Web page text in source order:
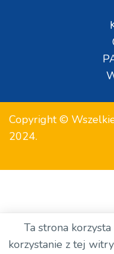
Copyright ©
2024.
Ta strona
korzystanie z tej